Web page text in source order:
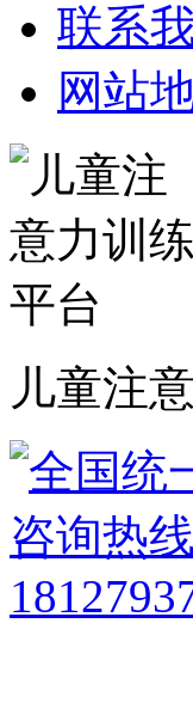
联系
网站
儿童注